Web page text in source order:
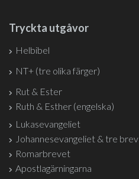
Tryckta utgåvor
Helbibel
NT+ (tre olika färger)
Rut & Ester
Ruth & Esther (engelska)
Lukasevangeliet
Johannesevangeliet & tre brev
Romarbrevet
Apostlagärningarna